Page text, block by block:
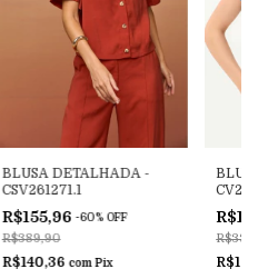
BLUSA DETALHADA -
CSV261271.1
R$155,96 -60% OFF
R$389,90
R$140,36 com Pix